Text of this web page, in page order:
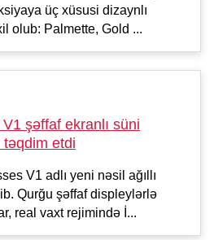
üç xüsusi dizaynlı
olub: Palmette, Gold ...
şəffaf ekranlı süni
etdi
V1 adlı yeni nəsil ağıllı
Qurğu şəffaf displeylərlə
real vaxt rejimində İ...